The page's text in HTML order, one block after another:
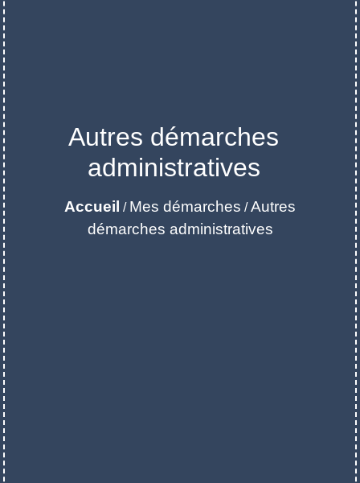
Autres démarches
administratives
Accueil / Mes démarches /Autres
démarches administratives